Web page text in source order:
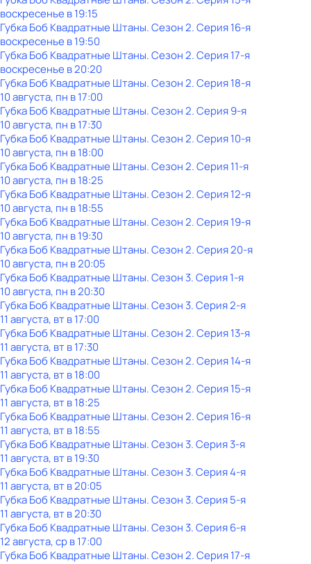
воскресенье в19:15
Губка Боб Квадратные Штаны. Сезон 2. Серия 16-я
воскресенье в19:50
Губка Боб Квадратные Штаны. Сезон 2. Серия 17-я
воскресенье в20:20
Губка Боб Квадратные Штаны. Сезон 2. Серия 18-я
10 августа, пн в 17:00
Губка Боб Квадратные Штаны. Сезон 2. Серия 9-я
10 августа, пн в 17:30
Губка Боб Квадратные Штаны. Сезон 2. Серия 10-я
10 августа, пн в 18:00
Губка Боб Квадратные Штаны. Сезон 2. Серия 11-я
10 августа, пн в 18:25
Губка Боб Квадратные Штаны. Сезон 2. Серия 12-я
10 августа, пн в 18:55
Губка Боб Квадратные Штаны. Сезон 2. Серия 19-я
10 августа, пн в 19:30
Губка Боб Квадратные Штаны. Сезон 2. Серия 20-я
10 августа, пн в 20:05
Губка Боб Квадратные Штаны. Сезон 3. Серия 1-я
10 августа, пн в 20:30
Губка Боб Квадратные Штаны. Сезон 3. Серия 2-я
11 августа, вт в 17:00
Губка Боб Квадратные Штаны. Сезон 2. Серия 13-я
11 августа, вт в 17:30
Губка Боб Квадратные Штаны. Сезон 2. Серия 14-я
11 августа, вт в 18:00
Губка Боб Квадратные Штаны. Сезон 2. Серия 15-я
11 августа, вт в 18:25
Губка Боб Квадратные Штаны. Сезон 2. Серия 16-я
11 августа, вт в 18:55
Губка Боб Квадратные Штаны. Сезон 3. Серия 3-я
11 августа, вт в 19:30
Губка Боб Квадратные Штаны. Сезон 3. Серия 4-я
11 августа, вт в 20:05
Губка Боб Квадратные Штаны. Сезон 3. Серия 5-я
11 августа, вт в 20:30
Губка Боб Квадратные Штаны. Сезон 3. Серия 6-я
12 августа, ср в 17:00
Губка Боб Квадратные Штаны. Сезон 2. Серия 17-я